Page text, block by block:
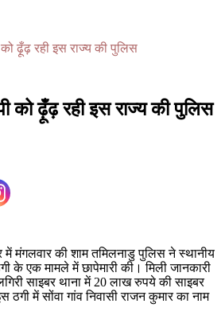
ढ़ूँढ़ रही इस राज्य की पुलिस
को ढ़ूँढ़ रही इस राज्य की पुलिस
में मंगलवार की शाम तमिलनाडु पुलिस ने स्थानीय
के एक मामले में छापेमारी की। मिली जानकारी
साइबर थाना में 20 लाख रुपये की साइबर
ठगी में सोंवा गांव निवासी राजन कुमार का नाम